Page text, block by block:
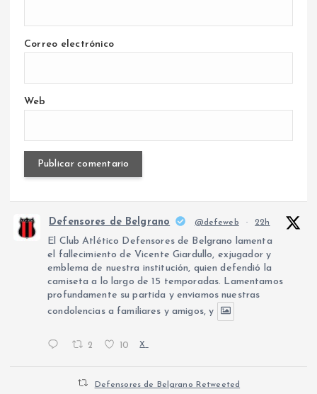
Correo electrónico
Web
Defensores de Belgrano @defeweb · 22h
El Club Atlético Defensores de Belgrano lamenta
el fallecimiento de Vicente Giardullo, exjugador y
emblema de nuestra institución, quien defendió la
camiseta a lo largo de 15 temporadas. Lamentamos
profundamente su partida y enviamos nuestras
condolencias a familiares y amigos, y
2 10 X
Defensores de Belgrano Retweeted